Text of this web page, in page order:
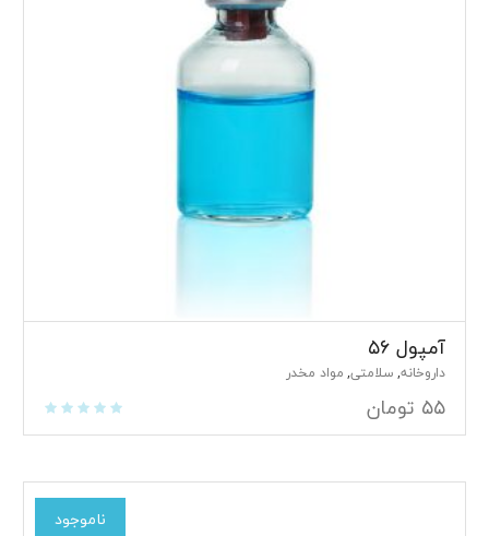
آمپول ۵۶
داروخانه, سلامتی, مواد مخدر
۵۵ تومان
ناموجود